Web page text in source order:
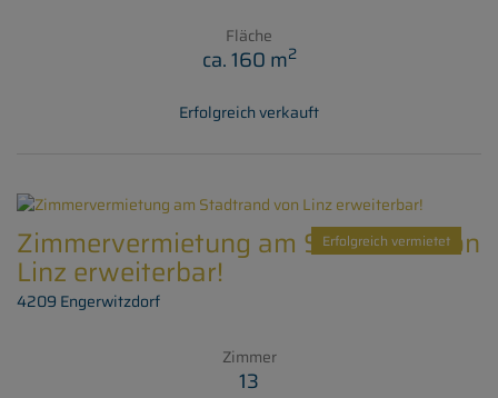
Fläche
ca. 160 m2
Erfolgreich verkauft
Erfolgreich vermietet
Zimmervermietung am Stadtrand von
Linz erweiterbar!
4209 Engerwitzdorf
Zimmer
13